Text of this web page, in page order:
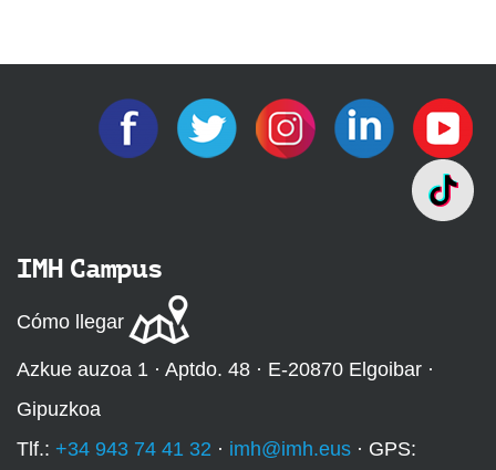
IMH Campus
Cómo llegar
Azkue auzoa 1 · Aptdo. 48 · E-20870 Elgoibar ·
Gipuzkoa
Tlf.: +34 943 74 41 32 · imh@imh.eus · GPS: